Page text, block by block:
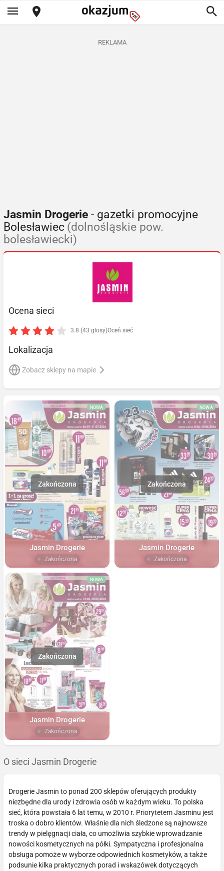
REKLAMA
Jasmin Drogerie - gazetki promocyjne
Bolesławiec (dolnośląskie pow.
bolesławiecki)
Ocena sieci
3.8 (43 głosy)Oceń sieć
Lokalizacja
Zobacz sklepy na mapie
NOWA
Jasmin Drogerie
Zakończona
NOWA
Jasmin Drogerie
Zakończona
NOWA
Jasmin Drogerie
Zakończona
O sieci Jasmin Drogerie
Drogerie Jasmin to ponad 200 sklepów oferujących produkty
niezbędne dla urody i zdrowia osób w każdym wieku. To polska
sieć, która powstała 6 lat temu, w 2010 r. Priorytetem Jasminu jest
troska o dobro klientów. Właśnie dla nich śledzone są najnowsze
trendy w pielęgnacji ciała, co umożliwia szybkie wprowadzanie
nowości kosmetycznych na półki. Sympatyczna i profesjonalna
obsługa pomoże w wyborze odpowiednich kosmetyków, a także
podsunie kilka praktycznych porad i wskazówek dotyczących